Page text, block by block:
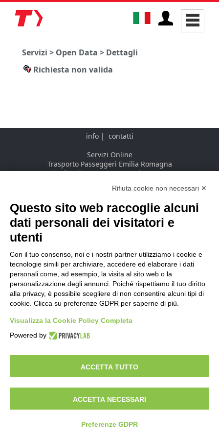
Servizi > Open Data > Dettagli
Richiesta non valida
info| contatti
Servizi Online
Trasporto Passeggeri Emilia Romagna
Via di Saliceto, 3 - 40128 Bologna - IT
Rifiuta cookie non necessari ✕
Questo sito web raccoglie alcuni
dati personali dei visitatori e
utenti
Con il tuo consenso, noi e i nostri partner utilizziamo i cookie e
tecnologie simili per archiviare, accedere ed elaborare i dati
personali come, ad esempio, la visita al sito web o la
personalizzazione degli annunci. Poiché rispettiamo il tuo diritto
alla privacy, è possibile scegliere di non consentire alcuni tipi di
cookie. Clicca su preferenze GDPR per saperne di più.
Visualizza la Cookie Policy Completa
Powered by
ACCETTA TUTTO
ACCETTA NECESSARI
Preferenze GDPR